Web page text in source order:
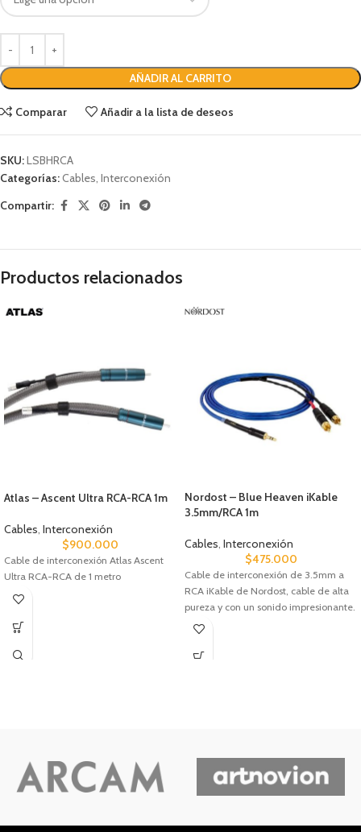
AÑADIR AL CARRITO
Comparar Añadir a la lista de deseos
SKU:LSBHRCA
Categorías:Cables Interconexión
Compartir:
Productos relacionados
Atlas – Ascent Ultra RCA-RCA 1m
Cables, Interconexión
$900.000
Cable de interconexión Atlas Ascent
Ultra RCA-RCA de 1 metro
Nordost – Blue Heaven iKable
3.5mm/RCA 1m
Cables Interconexión
$475.000
Cable de interconexión de 3.5mm a
RCA iKable de Nordost, cable de alta
pureza y con un sonido impresionante.